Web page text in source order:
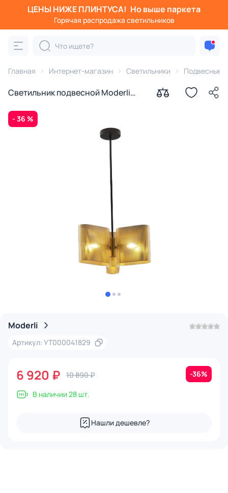
ЦЕНЫ НИЖЕ ПЛИНТУСА! Но выше паркета
Горячая распродажа светильников
Главная Интернет-магазин Светильники Подвесные
Светильник подвесной Moderli
УТ000041829
- 36 %
Moderli
Артикул: УТ000041829
6 920 ₽ 10 890 ₽ -36%
В наличии 28 шт.
Нашли дешевле?